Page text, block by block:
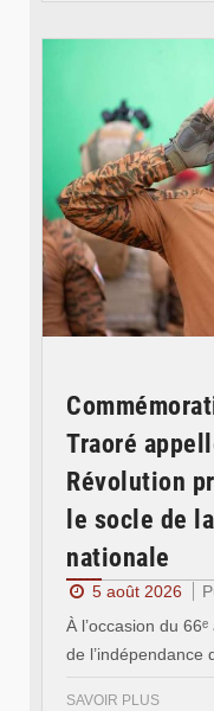
Traoré
Révolution
le socle de
nationale
5 août 2026
À l’occasion du
de l’indépendance
SAVOIR PLUS